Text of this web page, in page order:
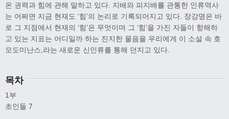
온 권력과 힘에 관해 말하고 있다. 지배와 피지배를 관통한 인류역사
는 어쩌면 지금 현재도 ‘힘’의 논리로 기록되어지고 있다. 장강명은 바
로 그 지점에서 현재의 ‘힘’은 무엇이며 그 ‘힘’을 가진 자들이 항해하
고 있는 지표는 어디일까 하는 진지한 물음을 우리에게 이 소설 속 호
모도미난스,라는 새로운 신인류를 통해 던지고 있다.
목차
1부
초인들 7